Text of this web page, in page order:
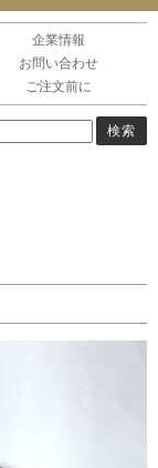
企業情報
お問い合わせ
ご注文前に